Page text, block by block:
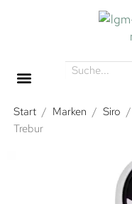
Start / Marken / Siro /
Trebur